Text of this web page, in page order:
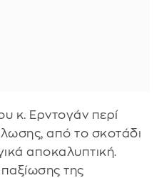
κ. Ερντογάν περί
από το σκοτάδι
αποκαλυπτική.
της